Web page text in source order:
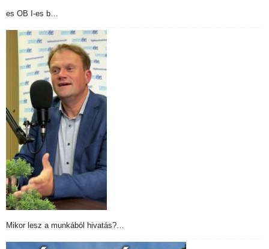
es OB I-es b…
Mikor lesz a munkából hivatás?…